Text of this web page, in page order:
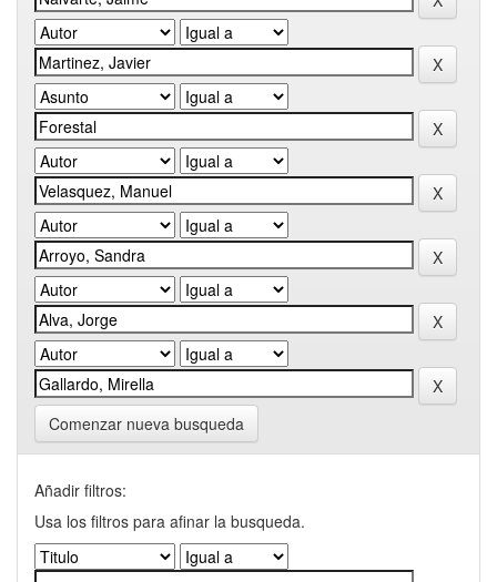
Comenzar nueva busqueda
Añadir filtros:
Usa los filtros para afinar la busqueda.